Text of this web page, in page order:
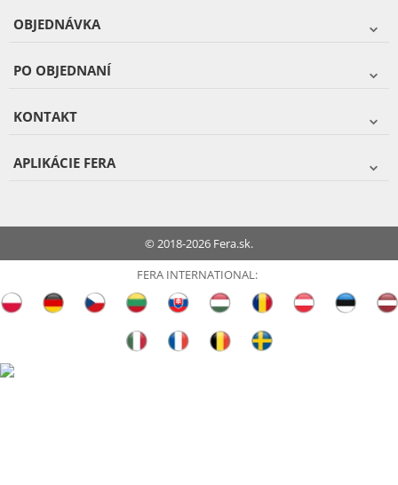
OBJEDNÁVKA
PO OBJEDNANÍ
KONTAKT
APLIKÁCIE FERA
© 2018-2026 Fera.sk.
FERA INTERNATIONAL: